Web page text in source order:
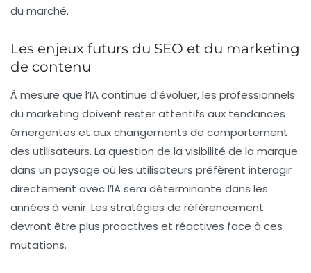
du marché.
Les enjeux futurs du SEO et du marketing
de contenu
À mesure que l’IA continue d’évoluer, les professionnels
du marketing doivent rester attentifs aux tendances
émergentes et aux changements de comportement
des utilisateurs. La question de la visibilité de la marque
dans un paysage où les utilisateurs préfèrent interagir
directement avec l’IA sera déterminante dans les
années à venir. Les stratégies de référencement
devront être plus proactives et réactives face à ces
mutations.